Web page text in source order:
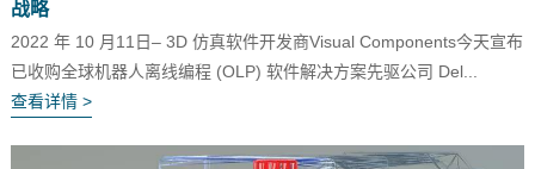
战略
2022 年 10 月11日– 3D 仿真软件开发商Visual Components今天宣布
已收购全球机器人离线编程 (OLP) 软件解决方案先驱公司 Del...
查看详情 >